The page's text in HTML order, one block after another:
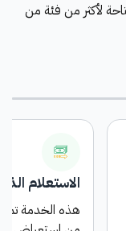
لأكثر من فئة من
الاستعلام
هذه الخدمة